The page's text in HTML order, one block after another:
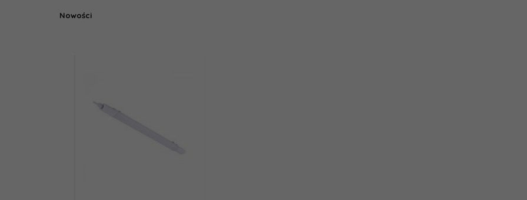
Nowości